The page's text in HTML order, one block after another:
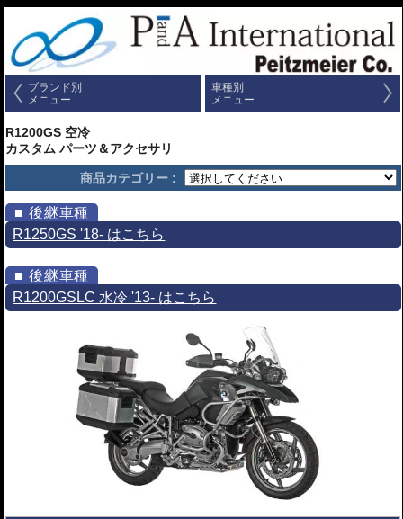
ブランド別
メニュー
車種別
メニュー
R1200GS 空冷
カスタム パーツ＆アクセサリ
商品カテゴリー :
R1250GS '18- はこちら
R1200GSLC 水冷 '13- はこちら